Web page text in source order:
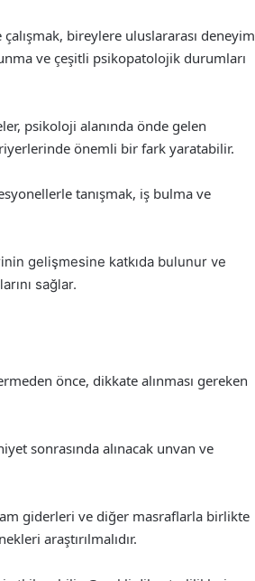
bireylere uluslararası deneyim
ve çeşitli psikopatolojik durumları
psikoloji alanında önde gelen
önemli bir fark yaratabilir.
tanışmak, iş bulma ve
gelişmesine katkıda bulunur ve
sağlar.
önce, dikkate alınması gereken
sonrasında alınacak unvan ve
giderleri ve diğer masraflarla birlikte
araştırılmalıdır.